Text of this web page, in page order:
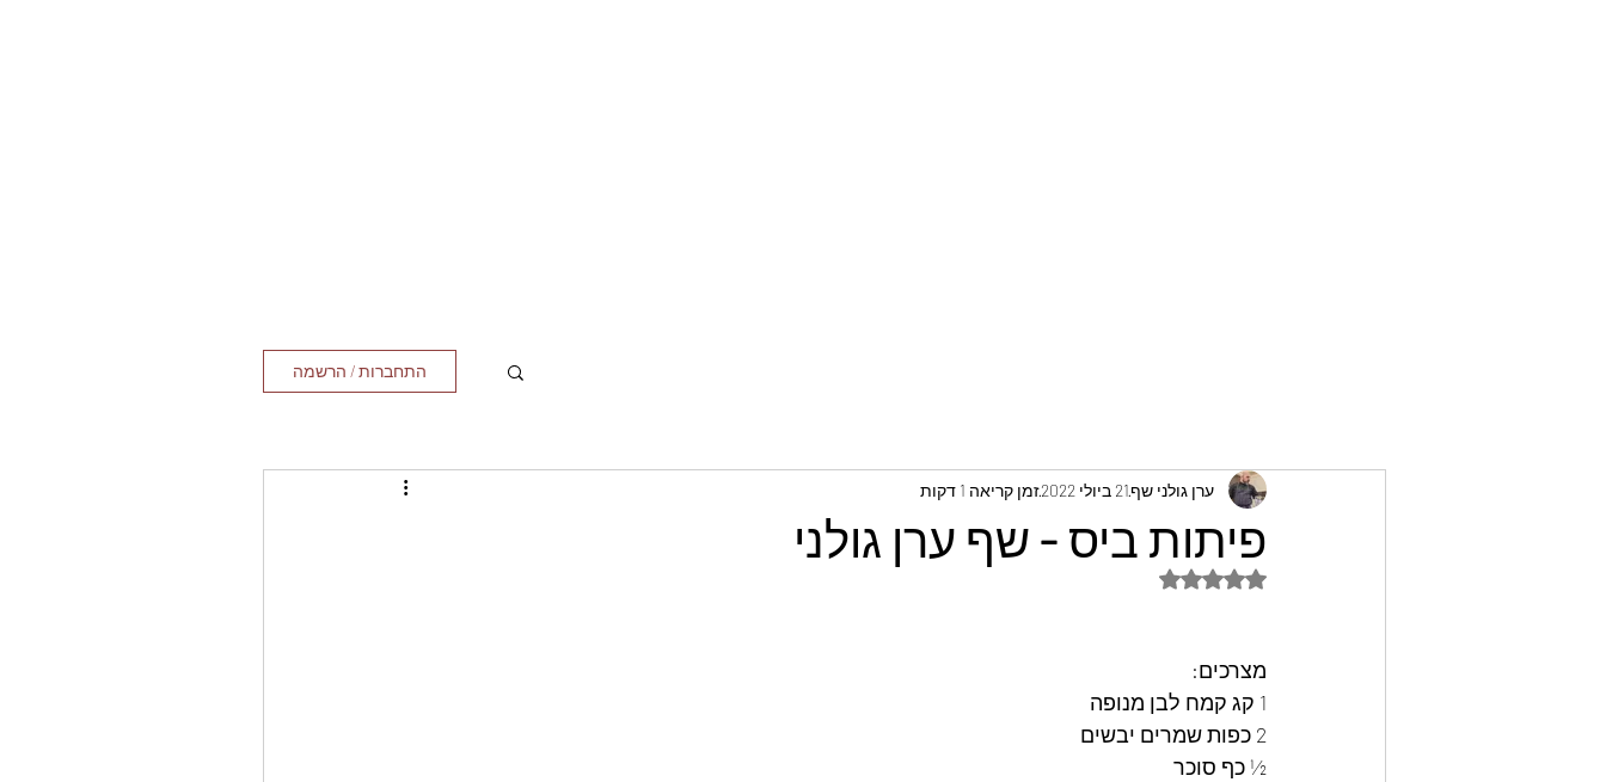
התחברות / הרשמה
פיתות ביס - שף ערן גולני
ערן גולני שף21 ביולי 2022 זמן קריאה 1 דקות
דירוג של NaN מתוך 5 כוכבים
מצרכים:
1 קג קמח לבן מנופה
2 כפות שמרים יבשים
½ כף סוכר